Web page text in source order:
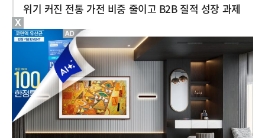
위기 커진 전통 가전 비중 줄이고 B2B 질적 성장 과제
X